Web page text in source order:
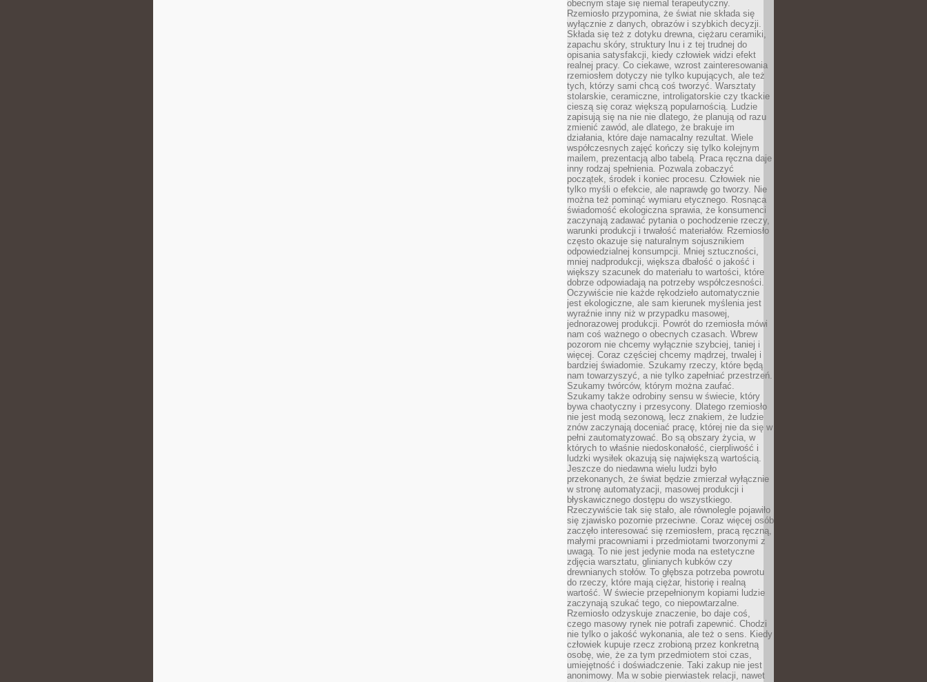
obecnym staje się niemal terapeutyczny.
Rzemiosło przypomina, że świat nie składa się
wyłącznie z danych, obrazów i szybkich decyzji.
Składa się też z dotyku drewna, ciężaru ceramiki,
zapachu skóry, struktury lnu i z tej trudnej do
opisania satysfakcji, kiedy człowiek widzi efekt
realnej pracy. Co ciekawe, wzrost zainteresowania
rzemiosłem dotyczy nie tylko kupujących, ale też
tych, którzy sami chcą coś tworzyć. Warsztaty
stolarskie, ceramiczne, introligatorskie czy tkackie
cieszą się coraz większą popularnością. Ludzie
zapisują się na nie nie dlatego, że planują od razu
zmienić zawód, ale dlatego, że brakuje im
działania, które daje namacalny rezultat. Wiele
współczesnych zajęć kończy się tylko kolejnym
mailem, prezentacją albo tabelą. Praca ręczna daje
inny rodzaj spełnienia. Pozwala zobaczyć
początek, środek i koniec procesu. Człowiek nie
tylko myśli o efekcie, ale naprawdę go tworzy. Nie
można też pominąć wymiaru etycznego. Rosnąca
świadomość ekologiczna sprawia, że konsumenci
zaczynają zadawać pytania o pochodzenie rzeczy,
warunki produkcji i trwałość materiałów. Rzemiosło
często okazuje się naturalnym sojusznikiem
odpowiedzialnej konsumpcji. Mniej sztuczności,
mniej nadprodukcji, większa dbałość o jakość i
większy szacunek do materiału to wartości, które
dobrze odpowiadają na potrzeby współczesności.
Oczywiście nie każde rękodzieło automatycznie
jest ekologiczne, ale sam kierunek myślenia jest
wyraźnie inny niż w przypadku masowej,
jednorazowej produkcji. Powrót do rzemiosła mówi
nam coś ważnego o obecnych czasach. Wbrew
pozorom nie chcemy wyłącznie szybciej, taniej i
więcej. Coraz częściej chcemy mądrzej, trwalej i
bardziej świadomie. Szukamy rzeczy, które będą
nam towarzyszyć, a nie tylko zapełniać przestrzeń.
Szukamy twórców, którym można zaufać.
Szukamy także odrobiny sensu w świecie, który
bywa chaotyczny i przesycony. Dlatego rzemiosło
nie jest modą sezonową, lecz znakiem, że ludzie
znów zaczynają doceniać pracę, której nie da się w
pełni zautomatyzować. Bo są obszary życia, w
których to właśnie niedoskonałość, cierpliwość i
ludzki wysiłek okazują się największą wartością.
Jeszcze do niedawna wielu ludzi było
przekonanych, że świat będzie zmierzał wyłącznie
w stronę automatyzacji, masowej produkcji i
błyskawicznego dostępu do wszystkiego.
Rzeczywiście tak się stało, ale równolegle pojawiło
się zjawisko pozornie przeciwne. Coraz więcej osób
zaczęło interesować się rzemiosłem, pracą ręczną,
małymi pracowniami i przedmiotami tworzonymi z
uwagą. To nie jest jedynie moda na estetyczne
zdjęcia warsztatu, glinianych kubków czy
drewnianych stołów. To głębsza potrzeba powrotu
do rzeczy, które mają ciężar, historię i realną
wartość. W świecie przepełnionym kopiami ludzie
zaczynają szukać tego, co niepowtarzalne.
Rzemiosło odzyskuje znaczenie, bo daje coś,
czego masowy rynek nie potrafi zapewnić. Chodzi
nie tylko o jakość wykonania, ale też o sens. Kiedy
człowiek kupuje rzecz zrobioną przez konkretną
osobę, wie, że za tym przedmiotem stoi czas,
umiejętność i doświadczenie. Taki zakup nie jest
anonimowy. Ma w sobie pierwiastek relacji, nawet